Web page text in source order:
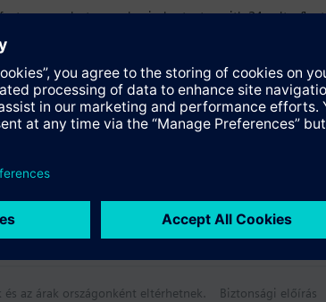
an electro-mechanical actuator with 24 volts,
valve assembly is ANSI Class 250, has a stainless
az árak országonként eltérhetnek. Biztonsági előírás